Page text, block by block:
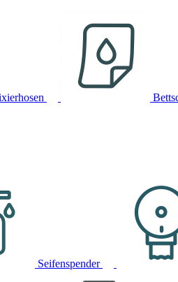
Seifenspender